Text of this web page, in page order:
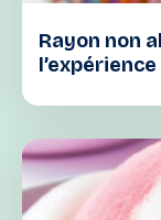
Rayon non